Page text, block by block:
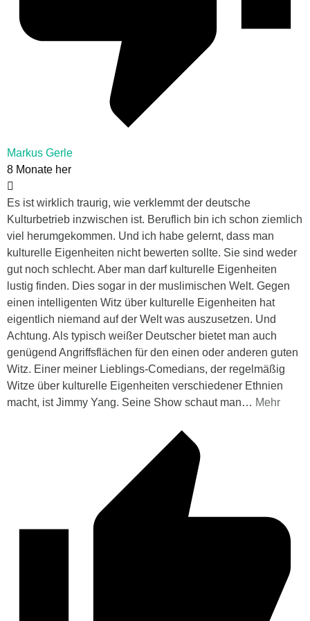
Markus Gerle
8 Monate her
Es ist wirklich traurig, wie verklemmt der deutsche
Kulturbetrieb inzwischen ist. Beruflich bin ich schon ziemlich
viel herumgekommen. Und ich habe gelernt, dass man
kulturelle Eigenheiten nicht bewerten sollte. Sie sind weder
gut noch schlecht. Aber man darf kulturelle Eigenheiten
lustig finden. Dies sogar in der muslimischen Welt. Gegen
einen intelligenten Witz über kulturelle Eigenheiten hat
eigentlich niemand auf der Welt was auszusetzen. Und
Achtung. Als typisch weißer Deutscher bietet man auch
genügend Angriffsflächen für den einen oder anderen guten
Witz. Einer meiner Lieblings-Comedians, der regelmäßig
Witze über kulturelle Eigenheiten verschiedener Ethnien
macht, ist Jimmy Yang. Seine Show schaut man… Mehr